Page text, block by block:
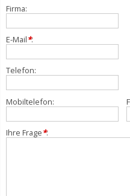
Firma:
E-Mail*:
Telefon:
Mobiltelefon:
Ihre Frage*: